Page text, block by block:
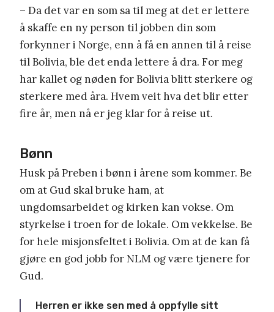
– Da det var en som sa til meg at det er lettere
å skaffe en ny person til jobben din som
forkynner i Norge, enn å få en annen til å reise
til Bolivia, ble det enda lettere å dra. For meg
har kallet og nøden for Bolivia blitt sterkere og
sterkere med åra. Hvem veit hva det blir etter
fire år, men nå er jeg klar for å reise ut.
Bønn
Husk på Preben i bønn i årene som kommer. Be
om at Gud skal bruke ham, at
ungdomsarbeidet og kirken kan vokse. Om
styrkelse i troen for de lokale. Om vekkelse. Be
for hele misjonsfeltet i Bolivia. Om at de kan få
gjøre en god jobb for NLM og være tjenere for
Gud.
Herren er ikke sen med å oppfylle sitt